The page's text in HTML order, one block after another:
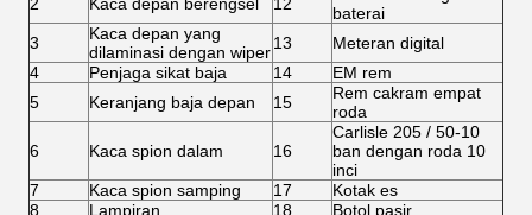
baterai
3
Kaca depan yang
dilaminasi dengan wiper13
Meteran digital
4
Penjaga sikat baja 14
EM rem
5
Keranjang baja depan 15
Rem cakram empat
roda
6 Kaca spion dalam 16
Carlisle 205 / 50-10
ban dengan roda 10
inci
7
Kaca spion samping 17
Kotak es
8
Lampiran 18
Botol pasir